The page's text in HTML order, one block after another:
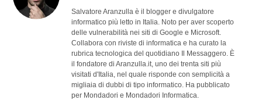
Salvatore Aranzulla è il blogger e divulgatore
informatico più letto in Italia. Noto per aver scoperto
delle vulnerabilità nei siti di Google e Microsoft.
Collabora con riviste di informatica e ha curato la
rubrica tecnologica del quotidiano Il Messaggero. È
il fondatore di Aranzulla.it, uno dei trenta siti più
visitati d'Italia, nel quale risponde con semplicità a
migliaia di dubbi di tipo informatico. Ha pubblicato
per Mondadori e Mondadori Informatica.